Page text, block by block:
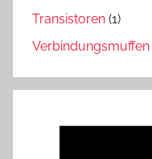
Transistoren (1)
Verbindungsmuffen